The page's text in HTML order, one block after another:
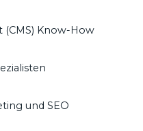
Know-How
und SEO